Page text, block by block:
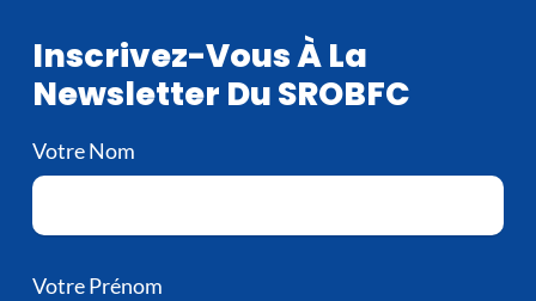
Inscrivez-Vous À La
Newsletter Du SROBFC
Votre Nom
Votre Prénom